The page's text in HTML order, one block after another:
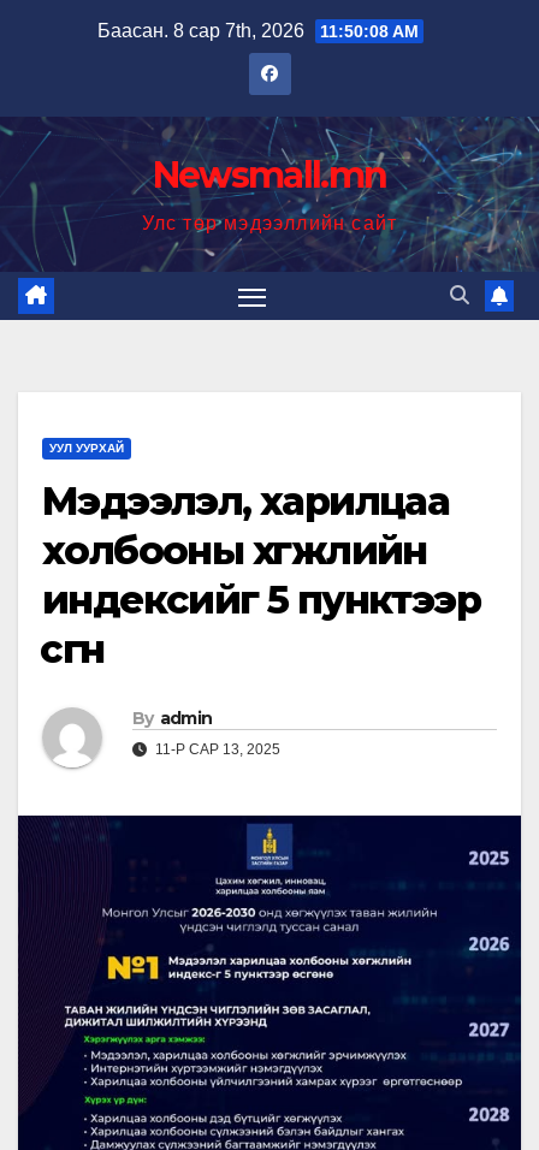
Баасан. 8 сар 7th, 2026 11:50:09 AM
Newsmall.mn
Улс төр мэдээллийн сайт
УУЛ УУРХАЙ
Мэдээлэл, харилцаа
холбооны хөгжлийн
индексийг 5 пунктээр
өсгөнө
By admin
11-Р САР 13, 2025